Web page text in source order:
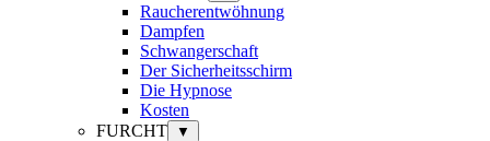
Raucherentwöhnung
Dampfen
Schwangerschaft
Der Sicherheitsschirm
Die Hypnose
Kosten
FURCHT
▼